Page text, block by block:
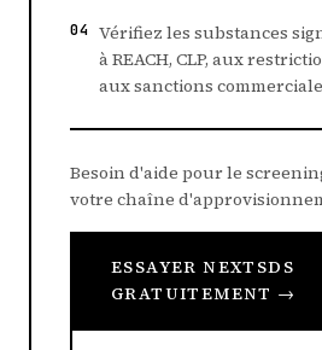
04 Vérifiez les substances
à REACH, CLP, aux
aux sanctions
Besoin d'aide pour le
votre chaîne
ESSAYER NEXTSDS
GRATUITEMENT →